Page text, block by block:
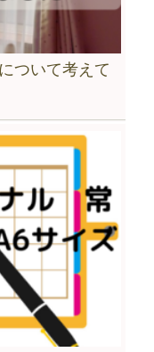
ついて考えて